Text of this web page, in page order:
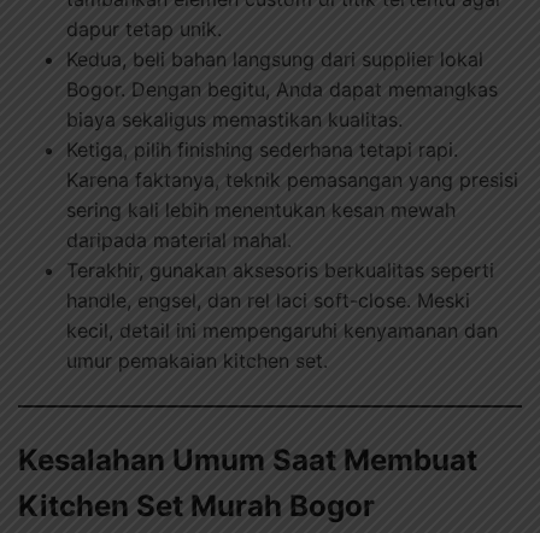
dapur tetap unik.
Kedua, beli bahan langsung dari supplier lokal
Bogor. Dengan begitu, Anda dapat memangkas
biaya sekaligus memastikan kualitas.
Ketiga, pilih finishing sederhana tetapi rapi.
Karena faktanya, teknik pemasangan yang presisi
sering kali lebih menentukan kesan mewah
daripada material mahal.
Terakhir, gunakan aksesoris berkualitas seperti
handle, engsel, dan rel laci soft-close. Meski
kecil, detail ini mempengaruhi kenyamanan dan
umur pemakaian kitchen set.
Kesalahan Umum Saat Membuat
Kitchen Set Murah Bogor